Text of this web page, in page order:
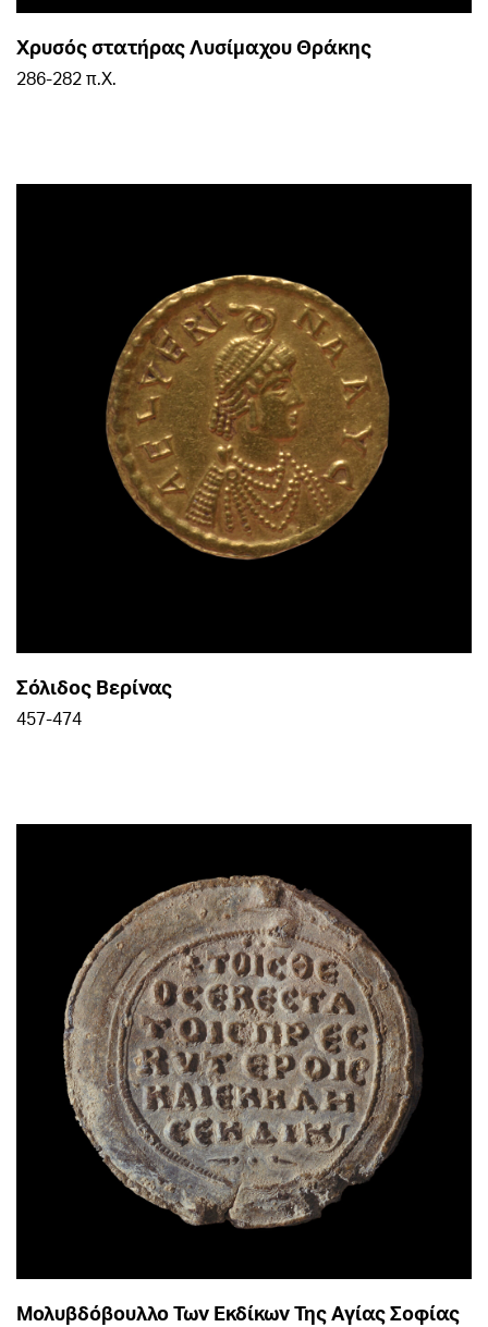
Χρυσός στατήρας Λυσίμαχου Θράκης
286-282 π.Χ.
Σόλιδος Βερίνας
457-474
Μολυβδόβουλλο Των Εκδίκων Της Αγίας Σοφίας